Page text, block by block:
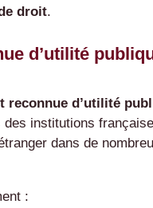
droit.
d’utilité
reconnue d’utilité
institutions
dans de
: